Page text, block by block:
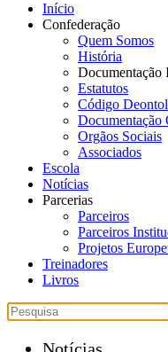
Início
Confederação
Quem Somos
História
Documentação
Estatutos
Código
Documentação
Orgãos Sociais
Associados
Escola
Notícias
Parcerias
Parceiros
Parceiros
Projetos
Treinadores
Livros